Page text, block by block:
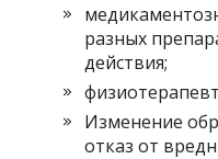
разных
действия;
Изменение
отказ от